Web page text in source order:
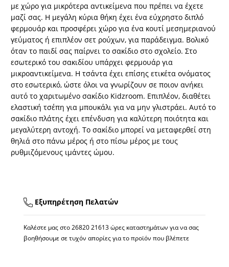
με χώρο για μικρότερα αντικείμενα που πρέπει να έχετε
μαζί σας. Η μεγάλη κύρια θήκη έχει ένα εύχρηστο διπλό
φερμουάρ και προσφέρει χώρο για ένα κουτί μεσημεριανού
γεύματος ή επιπλέον σετ ρούχων, για παράδειγμα. Βολικό
όταν το παιδί σας παίρνει το σακίδιο στο σχολείο. Στο
εσωτερικό του σακιδίου υπάρχει φερμουάρ για
μικροαντικείμενα. Η τσάντα έχει επίσης ετικέτα ονόματος
στο εσωτερικό, ώστε όλοι να γνωρίζουν σε ποιον ανήκει
αυτό το χαριτωμένο σακίδιο Kidzroom. Επιπλέον, διαθέτει
ελαστική τσέπη για μπουκάλι για να μην γλιστράει. Αυτό το
σακίδιο πλάτης έχει επένδυση για καλύτερη ποιότητα και
μεγαλύτερη αντοχή. Το σακίδιο μπορεί να μεταφερθεί στη
θηλιά στο πάνω μέρος ή στο πίσω μέρος με τους
ρυθμιζόμενους ιμάντες ώμου.
Εξυπηρέτηση Πελατών
Καλέστε μας στο26820 21613ώρες καταστημάτων για να σας
βοηθήσουμε σε τυχόν απορίες για το προϊόν που βλέπετε